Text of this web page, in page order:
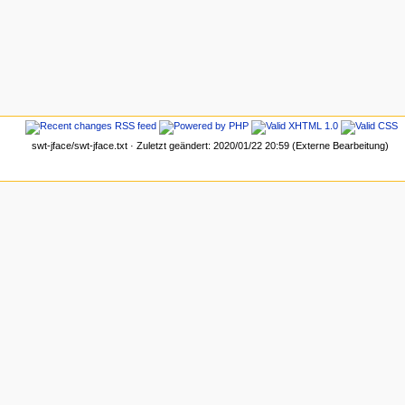
swt-jface/swt-jface.txt · Zuletzt geändert: 2020/01/22 20:59 (Externe Bearbeitung)